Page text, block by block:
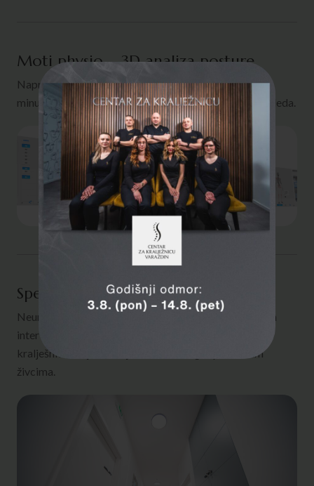
Moti physio – 3D analiza posture
Napredna analiza 87 mišićnih stanja u samo nekoliko
minuta — bez nagađanja, bez zračenja, bez dugih pregleda.
Specijalistički pregled neurokirurga
Neurokirugija je grana medicina koja se bavi kirurškim
intervencijama u svrhu liječenja oboljenja na
kralješnici,kralješničnoj moždini, mozgu i perifernim
živcima.